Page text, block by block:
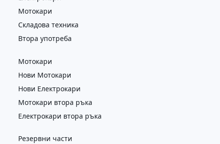
Мотокари
Складова техника
Втора употреба
Мотокари
Нови Мотокари
Нови Електрокари
Мотокари втора ръка
Електрокари втора ръка
Резервни части